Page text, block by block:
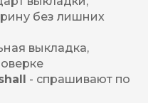
без лишних
выкладка,
- спрашивают по